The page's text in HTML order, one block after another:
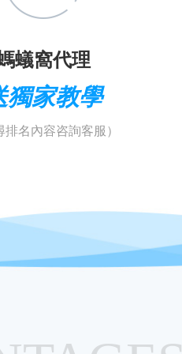
蟻窩代理
獨家教學
排名內容咨詢客服）